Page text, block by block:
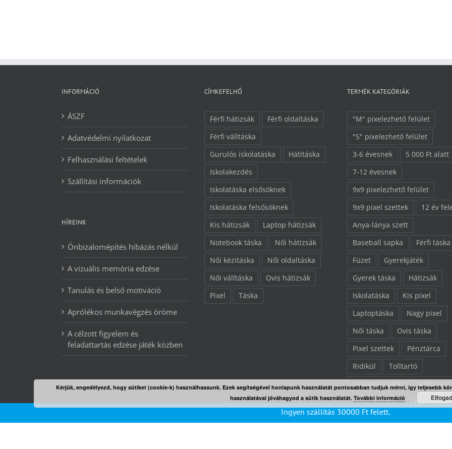
INFORMÁCIÓ
ÁSZF
Adatvédelmi nyilatkozat
Felhasználási feltételek
Szállítási információk
HÍREINK
Önbizalomépítés hibázás nélkül
A vizuális memória edzése
Tanulás és belső motiváció
Aprólékos munkavégzés öröme
A célzott figyelem és
feladattartás edzése játék közben
CÍMKEFELHŐ
Férfi hátizsák
Férfi oldaltáska
Férfi válltáska
Gurulós iskolatáska
Hátitáska
Iskolakezdés
Iskolatáska elsősöknek
Iskolatáska felsősöknek
Kis hátizsák
Laptop hátizsák
Notebook táska
Női hátizsák
Női kézitáska
Női oldaltáska
Női válltáska
Ovis hátizsák
Pixel
Táska
TERMÉK KATEGÓRIÁK
"M" pixelezhető felület
"S" pixelezhető felület
3-6 évesnek
5 000 Ft alatt
7-12 évesnek
9x9 pixelezhető felület
9x9 pixel szettek
12 év
Anya-lánya szett
Baseball sapka
Férfi táska
Füzet
Gyerekjáték
Gyerek táska
Hátizsák
Iskolatáska
Kis pixel
Laptoptáska
Nagy pixel
Női táska
Ovis táska
Pixel szettek
Pénztárca
Ridikül
Tolltartó
Uzsonnás táska
Válltáska
Végkiárusítás
Összes
Ingyen szállítás 30000 Ftfelett.
Kérjük, engedélyezd, hogy sütiket (cookie-k) használhassunk. Ezek segítségével honlapunk használatát pontosabban tudjuk mérni, így teljesebb
használatával jóváhagyod a sütik használatát. További információ Elfogad